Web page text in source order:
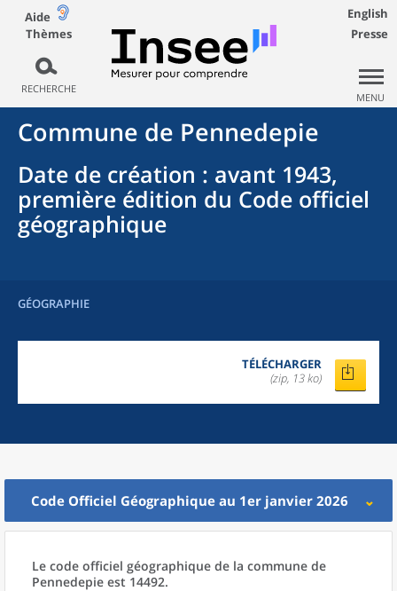
Aide
Thèmes
RECHERCHE
English
Presse
MENU
Commune de Pennedepie
Date de création : avant 1943,
première édition du Code officiel
géographique
GÉOGRAPHIE
TÉLÉCHARGER
(zip, 13 ko)
Code Officiel Géographique au 1er janvier 2026
Le code officiel géographique de la commune de
Pennedepie est 14492.